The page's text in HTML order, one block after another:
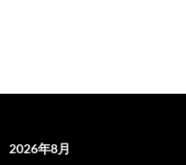
2026年8月